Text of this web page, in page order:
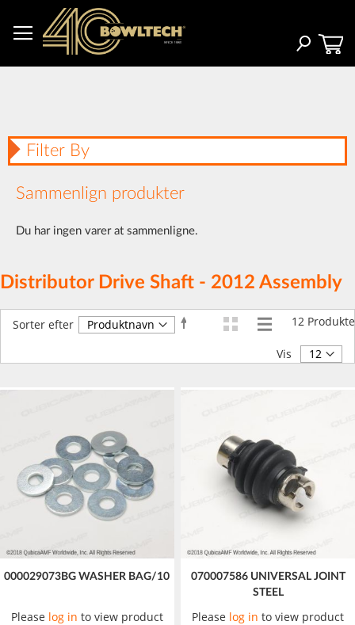
Content
Search
Distributor Drive Shaft - 2012 Assembly
12 Produkte
Sorter efter
Faldende
Vis
000029073BG WASHER BAG/10
Please log in to view product
070007586 UNIVERSAL JOINT
STEEL
Please log in to view product
Filter By
Sammenlign produkter
Du har ingen varer at sammenligne.